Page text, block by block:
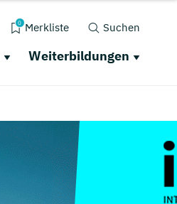
0 Merkliste Suchen
Weiterbildungen